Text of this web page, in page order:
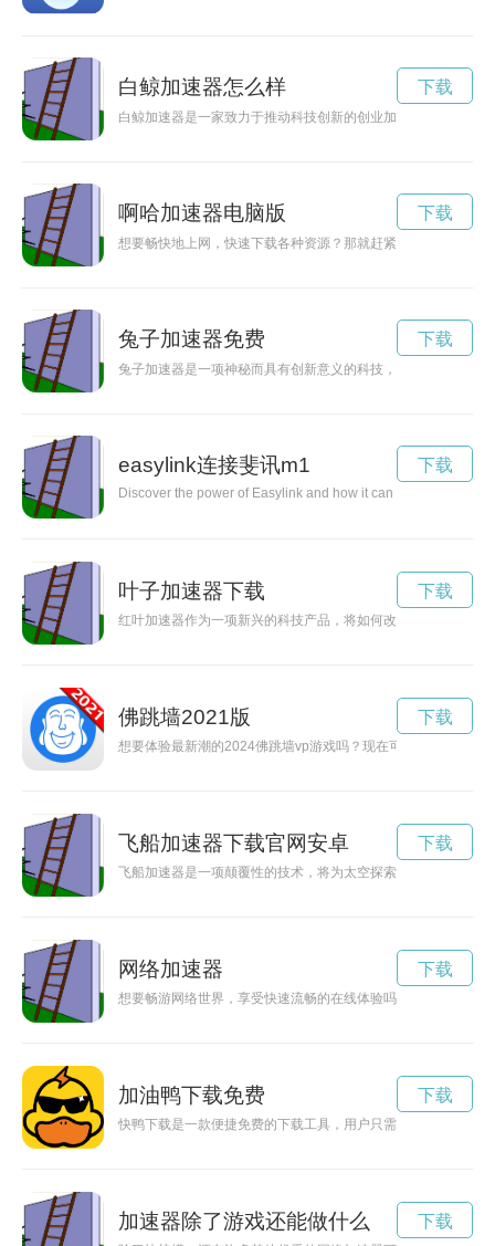
白鲸加速器怎么样
白鲸加速器是一家致力于推动科技创新的创业加速器，提供精
下载
啊哈加速器电脑版
想要畅快地上网，快速下载各种资源？那就赶紧了解一下啊哈
下载
兔子加速器免费
兔子加速器是一项神秘而具有创新意义的科技，通过它可以实
下载
easylink连接斐讯m1
Discover the power of Easylink and how it can make your
下载
叶子加速器下载
红叶加速器作为一项新兴的科技产品，将如何改变我们的生活
下载
佛跳墙2021版
想要体验最新潮的2024佛跳墙vp游戏吗？现在可以通过官方下
下载
飞船加速器下载官网安卓
飞船加速器是一项颠覆性的技术，将为太空探索开辟新的篇章
下载
网络加速器
想要畅游网络世界，享受快速流畅的在线体验吗？那就赶快下
下载
加油鸭下载免费
快鸭下载是一款便捷免费的下载工具，用户只需一键操作即可
下载
加速器除了游戏还能做什么 下载